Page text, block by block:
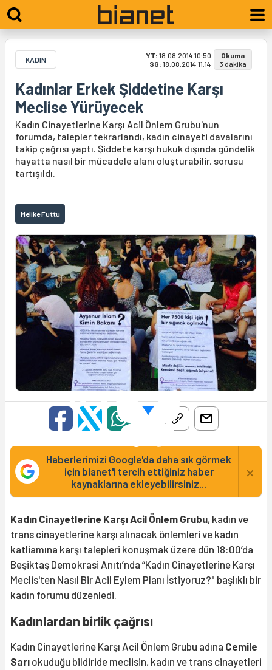
KADIN YT: 18.08.2014 10:50
SG: 18.08.2014 11:14
Okuma
3 dakika
Kadınlar Erkek Şiddetine Karşı
Meclise Yürüyecek
Kadın Cinayetlerine Karşı Acil Önlem Grubu'nun
forumda, talepler tekrarlandı, kadın cinayeti davalarını
takip çağrısı yaptı. Şiddete karşı hukuk dışında gündelik
hayatta nasıl bir mücadele alanı oluşturabilir, sorusu
tartışıldı.
Melike Futtu
Haberlerimizi Google'da daha sık görmek
için bianet'i tercih ettiğiniz haber
kaynaklarına ekleyebilirsiniz...
×
Kadın Cinayetlerine Karşı Acil Önlem Grubu, kadın ve
trans cinayetlerine karşı alınacak önlemleri ve kadın
katliamına karşı talepleri konuşmak üzere dün 18:00’da
Beşiktaş Demokrasi Anıtı’nda “Kadın Cinayetlerine Karşı
Meclis'ten Nasıl Bir Acil Eylem Planı İstiyoruz?" başlıklı bir
kadın forumu düzenledi.
Kadınlardan birlik çağrısı
Kadın Cinayetlerine Karşı Acil Önlem Grubu adına Cemile
Sarı okuduğu bildiride meclisin, kadın ve trans cinayetleri